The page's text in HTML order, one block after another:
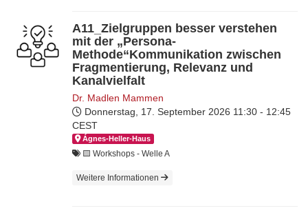
A11_Zielgruppen besser verstehen
mit der „Persona-
Methode“Kommunikation zwischen
Fragmentierung, Relevanz und
Kanalvielfalt
Dr. Madlen Mammen
Donnerstag, 17. September 2026 11:30 - 12:45
CEST
Ágnes-Hel­ler-Haus
🟨​ Workshops - Welle A
Weitere Informationen